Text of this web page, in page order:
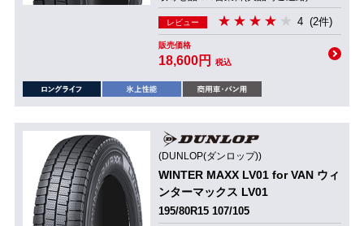
レビュー 4 (2件)
販売価格
18,600円 税込
(DUNLOP(ダンロップ))
WINTER MAXX LV01 for VAN ウィ
ンターマックス LV01
195/80R15 107/105